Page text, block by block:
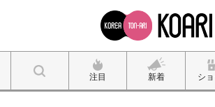
注目 新着 シ